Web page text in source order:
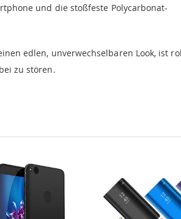
und die stoßfeste Polycarbonat-
edlen, unverwechselbaren Look, ist
zu stören.